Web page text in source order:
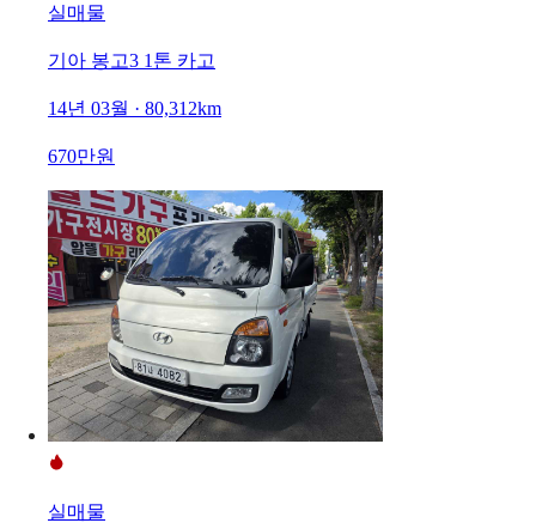
실매물
기아 봉고3 1톤 카고
14년 03월 · 80,312km
670만원
실매물